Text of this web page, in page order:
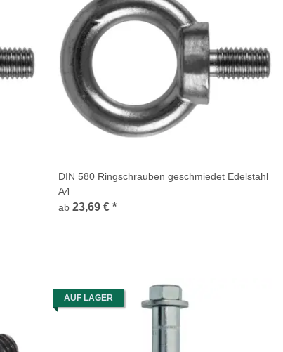
DIN 580 Ringschrauben geschmiedet Edelstahl
A4
ab 23,69 € *
AUF LAGER